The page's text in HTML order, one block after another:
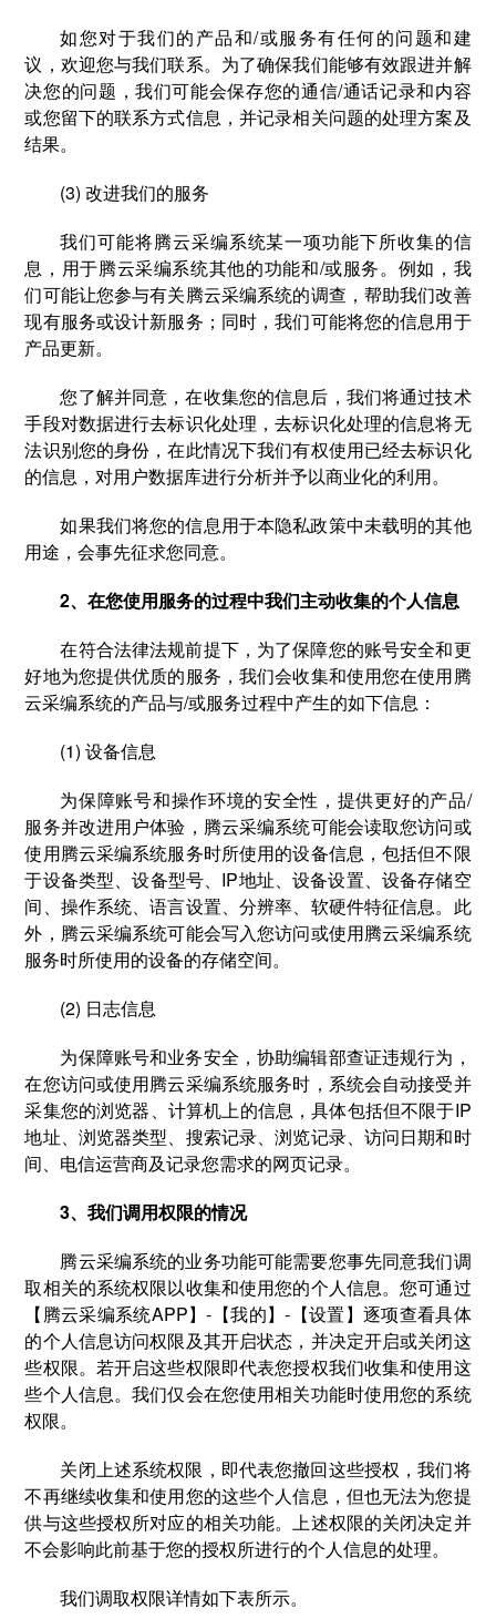
如您对于我们的产品和/或服务有任何的问题和建
议，欢迎您与我们联系。为了确保我们能够有效跟进并解
决您的问题，我们可能会保存您的通信/通话记录和内容
或您留下的联系方式信息，并记录相关问题的处理方案及
结果。
(3) 改进我们的服务
我们可能将腾云采编系统某一项功能下所收集的信
息，用于腾云采编系统其他的功能和/或服务。例如，我
们可能让您参与有关腾云采编系统的调查，帮助我们改善
现有服务或设计新服务；同时，我们可能将您的信息用于
产品更新。
您了解并同意，在收集您的信息后，我们将通过技术
手段对数据进行去标识化处理，去标识化处理的信息将无
法识别您的身份，在此情况下我们有权使用已经去标识化
的信息，对用户数据库进行分析并予以商业化的利用。
如果我们将您的信息用于本隐私政策中未载明的其他
用途，会事先征求您同意。
2、在您使用服务的过程中我们主动收集的个人信息
在符合法律法规前提下，为了保障您的账号安全和更
好地为您提供优质的服务，我们会收集和使用您在使用腾
云采编系统的产品与/或服务过程中产生的如下信息：
(1) 设备信息
为保障账号和操作环境的安全性，提供更好的产品/
服务并改进用户体验，腾云采编系统可能会读取您访问或
使用腾云采编系统服务时所使用的设备信息，包括但不限
于设备类型、设备型号、IP地址、设备设置、设备存储空
间、操作系统、语言设置、分辨率、软硬件特征信息。此
外，腾云采编系统可能会写入您访问或使用腾云采编系统
服务时所使用的设备的存储空间。
(2) 日志信息
为保障账号和业务安全，协助编辑部查证违规行为，
在您访问或使用腾云采编系统服务时，系统会自动接受并
采集您的浏览器、计算机上的信息，具体包括但不限于IP
地址、浏览器类型、搜索记录、浏览记录、访问日期和时
间、电信运营商及记录您需求的网页记录。
3、我们调用权限的情况
腾云采编系统的业务功能可能需要您事先同意我们调
取相关的系统权限以收集和使用您的个人信息。您可通过
【腾云采编系统APP】-【我的】-【设置】逐项查看具体
的个人信息访问权限及其开启状态，并决定开启或关闭这
些权限。若开启这些权限即代表您授权我们收集和使用这
些个人信息。我们仅会在您使用相关功能时使用您的系统
权限。
关闭上述系统权限，即代表您撤回这些授权，我们将
不再继续收集和使用您的这些个人信息，但也无法为您提
供与这些授权所对应的相关功能。上述权限的关闭决定并
不会影响此前基于您的授权所进行的个人信息的处理。
我们调取权限详情如下表所示。